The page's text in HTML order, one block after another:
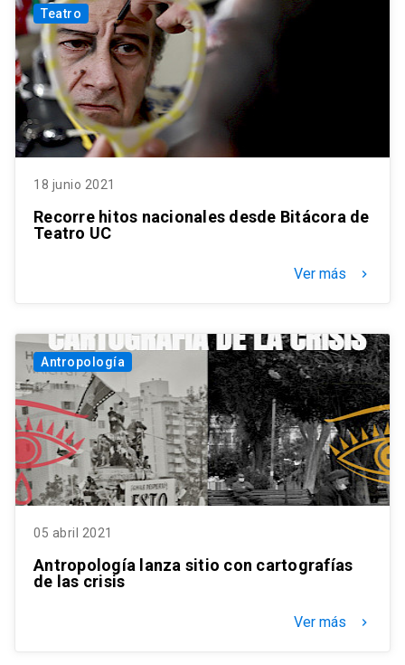
Teatro
18 junio 2021
Recorre hitos nacionales desde Bitácora de
Teatro UC
Ver más keyboard_arrow_right
Antropología
05 abril 2021
Antropología lanza sitio con cartografías
de las crisis
Ver más keyboard_arrow_right